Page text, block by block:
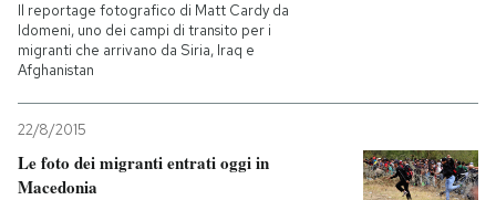
Il reportage fotografico di Matt Cardy da
Idomeni, uno dei campi di transito per i
migranti che arrivano da Siria, Iraq e
Afghanistan
22/8/2015
Le foto dei migranti entrati oggi in
Macedonia